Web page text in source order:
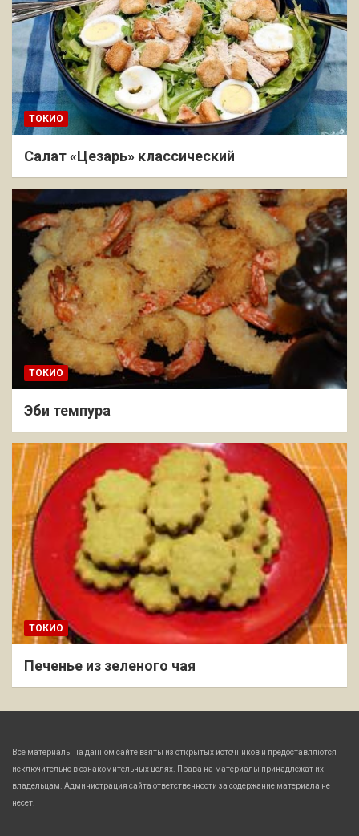
ТОКИО
Салат «Цезарь» классический
ТОКИО
Эби темпура
ТОКИО
Печенье из зеленого чая
Все материалы на данном сайте взяты из открытых источников и предоставляются
исключительно в ознакомительных целях. Права на материалы принадлежат их
владельцам. Администрация сайта ответственности за содержание материала не
несет.